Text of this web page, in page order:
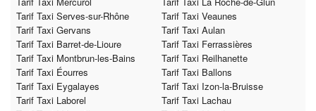
Tarif Taxi Serves-sur-Rhône
Tarif Taxi Veaunes
Tarif Taxi Gervans
Tarif Taxi Aulan
Tarif Taxi Barret-de-Lioure
Tarif Taxi Ferrassières
Tarif Taxi Montbrun-les-Bains
Tarif Taxi Reilhanette
Tarif Taxi Éourres
Tarif Taxi Ballons
Tarif Taxi Eygalayes
Tarif Taxi Izon-la-Bruisse
Tarif Taxi Laborel
Tarif Taxi Lachau